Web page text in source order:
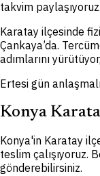
takvim paylaşıyoruz.
Karatay ilçesinde
Çankaya’da.
adımlarını
Ertesi gün
Konya
Konya'in Karatay
teslim çalışıyoruz.
gönderebilirsiniz.